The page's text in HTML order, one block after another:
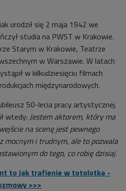
urodził się 2 maja 1942 we
studia na PWST w Krakowie.
Starym w Krakowie, Teatrze
w Warszawie. W latach
w kilkudziesięciu filmach
międzynarodowych.
50-lecia pracy artystycznej.
wtedy: Jestem aktorem, który ma
na scenę jest pewnego
mocnym i trudnym, ale to pozwala
do tego, co robię dzisiaj.
to jak trafienie w totolotka -
>>>